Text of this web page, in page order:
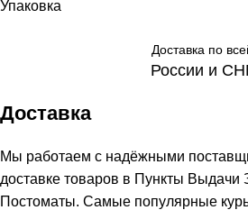
Упаковка
Доставка по
России и
Доставка
Мы работаем с надёжными
доставке товаров в Пункты Выдачи
Постоматы. Самые популярные